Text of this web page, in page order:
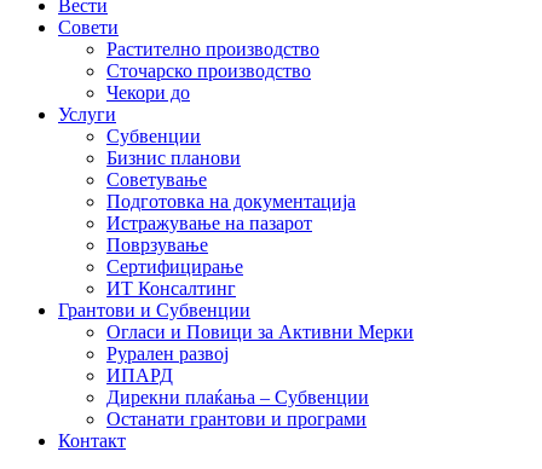
Вести
Совети
Растително производство
Сточарско производство
Чекори до
Услуги
Субвенции
Бизнис планови
Советување
Подготовка на документација
Истражување на пазарот
Поврзување
Сертифицирање
ИТ Консалтинг
Грантови и Субвенции
Огласи и Повици за Активни Мерки
Рурален развој
ИПАРД
Дирекни плаќања – Субвенции
Останати грантови и програми
Контакт